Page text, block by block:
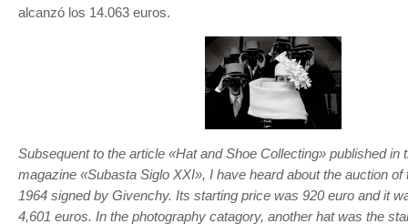
alcanzó los 14.063 euros.
Subsequent to the article «Hat and Shoe Collecting» published in
magazine «Subasta Siglo XXI», I have heard about the auction
1964 signed by Givenchy. Its starting price was 920 euro and it
4,601 euros. In the photography catagory, another hat was the